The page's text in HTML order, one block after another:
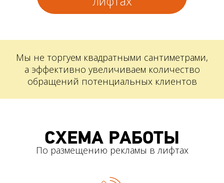
Мы не торгуем квадратными сантиметрами,
а эффективно увеличиваем количество
обращений потенциальных клиентов
СХЕМА РАБОТЫ
По размещению рекламы в лифтах